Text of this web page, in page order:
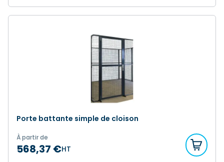
Porte battante simple de cloison
À partir de
568,37 €HT